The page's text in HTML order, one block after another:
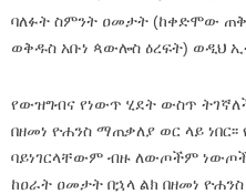
ባለፉት ስምንት ዐመታት (ከቀድሞው
ወቅዱስ አቡነ ጳውሎስ ዕረፍት) ወዲህ
የውዝግብና የነውጥ ሂደት ውስጥ
በዘመነ ዮሐንስ ማጠቃለያ ወር ላይ
ባይነገርላቸውም ብዙ ለውጦችም
ከዐራት ዐመታት በኋላ ልክ በዘመነ